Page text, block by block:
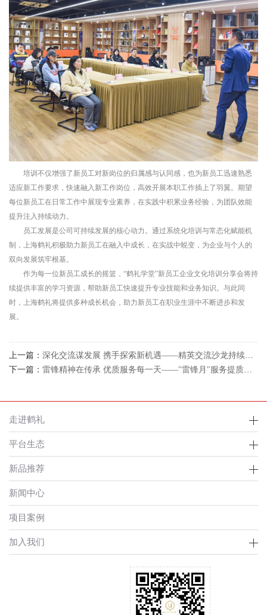
培训 不仅增强了新员工对新岗位的归属感与认同感，也为新员工迅速熟悉
适应新工作要求，快速融入新工作岗位，高效开展本职工作插上了羽翼 。期望
每位新员工在日常工作中展现专业素养， 在实践中积累业务经验，为团队效能
提升注入持续动力。
员工发展是公司可持续发展的核心动力。通过系统化培训与常态化赋能机
制，上海鹤礼积极助力新员工在融入中成长，在实战中蜕变，为企业与个人的
双向发展筑牢根基。
作为每一位新员工成长的摇篮， “鹤礼学堂”新员工企业文化培训分享会将持
续提供丰富的学习资源，帮助新员工快速提升专业技能和业务知识。与此同
时，
上海鹤礼将提供多种成长机会，助力新员工在职业生涯中不断进步和发
展。
上一篇： 深化交流谋发展 携手探索新机遇——精英交流沙龙持续开展
下一篇： 雷锋精神在传承 优质服务每一天——"雷锋月"服务提质行动纪实
走进鹤礼
平台生态
新品推荐
新闻中心
项目案例
加入我们